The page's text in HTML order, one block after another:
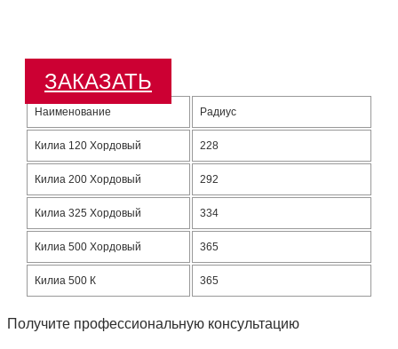
ЗАКАЗАТЬ
Наименование Радиус
Килиа 120 Хордовый 228
Килиа 200 Хордовый 292
Килиа 325 Хордовый 334
Килиа 500 Хордовый 365
Килиа 500 К 365
Получите профессиональную консультацию